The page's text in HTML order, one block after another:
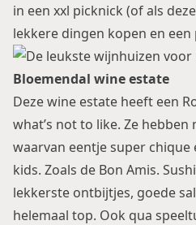
in een xxl picknick (of als
lekkere dingen kopen en
Bloemendal wine estate
Deze wine estate heeft een
what’s not to like. Ze
waarvan eentje super
kids. Zoals de Bon Amis.
lekkerste ontbijtjes, goede
helemaal top. Ook qua